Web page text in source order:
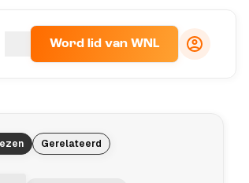
Word lid van WNL
Gerelateerd